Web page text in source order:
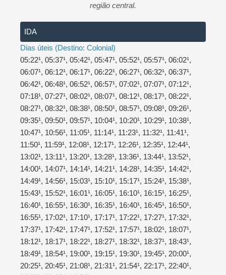
região central.
IDA
Dias úteis (Destino: Colonial)
05:22¹, 05:37¹, 05:42¹, 05:47¹, 05:52¹, 05:57¹, 06:02¹,
06:07¹, 06:12¹, 06:17¹, 06:22¹, 06:27¹, 06:32¹, 06:37¹,
06:42¹, 06:48¹, 06:52¹, 06:57¹, 07:02¹, 07:07¹, 07:12¹,
07:18¹, 07:27¹, 08:02¹, 08:07¹, 08:12¹, 08:17¹, 08:22¹,
08:27¹, 08:32¹, 08:38¹, 08:50¹, 08:57¹, 09:08¹, 09:26¹,
09:35¹, 09:50¹, 09:57¹, 10:04¹, 10:20¹, 10:29¹, 10:38¹,
10:47¹, 10:56¹, 11:05¹, 11:14¹, 11:23¹, 11:32¹, 11:41¹,
11:50¹, 11:59¹, 12:08¹, 12:17¹, 12:26¹, 12:35¹, 12:44¹,
13:02¹, 13:11¹, 13:20¹, 13:28¹, 13:36¹, 13:44¹, 13:52¹,
14:00¹, 14:07¹, 14:14¹, 14:21¹, 14:28¹, 14:35¹, 14:42¹,
14:49¹, 14:56¹, 15:03¹, 15:10¹, 15:17¹, 15:24¹, 15:38¹,
15:43¹, 15:52¹, 16:01¹, 16:05¹, 16:10¹, 16:15¹, 16:25¹,
16:40¹, 16:55¹, 16:30¹, 16:35¹, 16:40¹, 16:45¹, 16:50¹,
16:55¹, 17:02¹, 17:10¹, 17:17¹, 17:22¹, 17:27¹, 17:32¹,
17:37¹, 17:42¹, 17:47¹, 17:52¹, 17:57¹, 18:02¹, 18:07¹,
18:12¹, 18:17¹, 18:22¹, 18:27¹, 18:32¹, 18:37¹, 18:43¹,
18:49¹, 18:54¹, 19:00¹, 19:15¹, 19:30¹, 19:45¹, 20:00¹,
20:25¹, 20:45¹, 21:08¹, 21:31¹, 21:54¹, 22:17¹, 22:40¹,